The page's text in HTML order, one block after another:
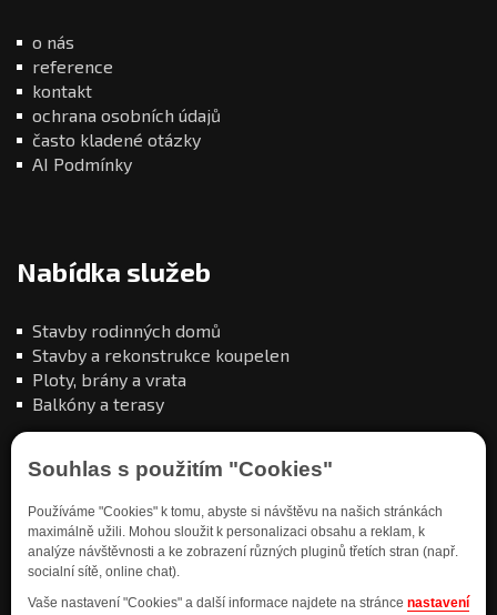
Souhlas s použitím "Cookies"
Používáme "Cookies" k tomu, abyste si návštěvu na našich stránkách
maximálně užili. Mohou sloužit k personalizaci obsahu a reklam, k
analýze návštěvnosti a ke zobrazení různých pluginů třetích stran (např.
socialní sítě, online chat).
Vaše nastavení "Cookies" a další informace najdete na stránce nastavení
o nás
reference
kontakt
ochrana osobních údajů
často kladené otázky
AI Podmínky
Nabídka služeb
Stavby rodinných domů
Stavby a rekonstrukce koupelen
Ploty, brány a vrata
Balkóny a terasy
Kde nás najdete